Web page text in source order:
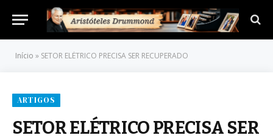
Início » SETOR ELÉTRICO PRECISA SER RECUPERADO
ARTIGOS
SETOR ELÉTRICO PRECISA SER